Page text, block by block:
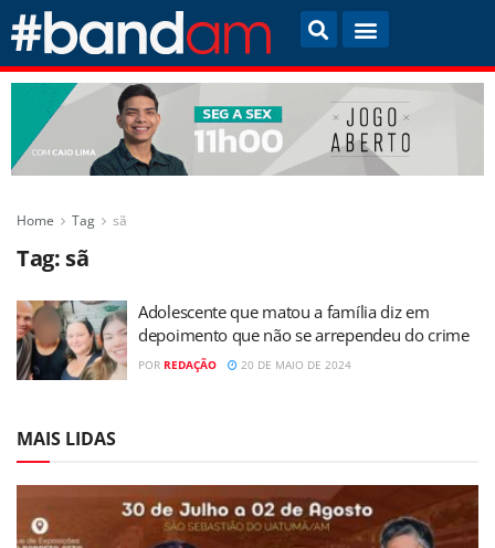
Home Tag sã
Tag: sã
Adolescente que matou a família diz em
depoimento que não se arrependeu do crime
POR REDAÇÃO 20 DE MAIO DE 2024
MAIS LIDAS